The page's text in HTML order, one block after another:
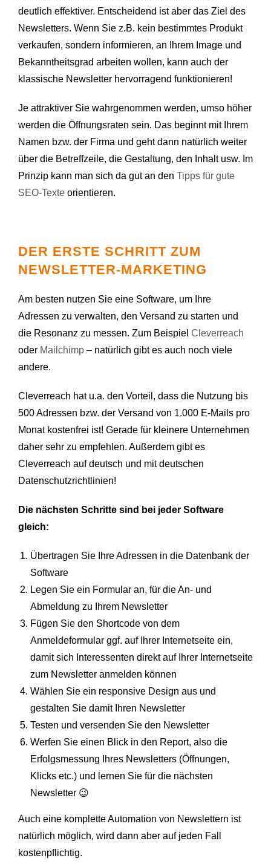
deutlich effektiver. Entscheidend ist aber das Ziel des
Newsletters. Wenn Sie z.B. kein bestimmtes Produkt
verkaufen, sondern informieren, an Ihrem Image und
Bekanntheitsgrad arbeiten wollen, kann auch der
klassische Newsletter hervorragend funktionieren!
Je attraktiver Sie wahrgenommen werden, umso höher
werden die Öffnungsraten sein. Das beginnt mit Ihrem
Namen bzw. der Firma und geht dann natürlich weiter
über die Betreffzeile, die Gestaltung, den Inhalt usw. Im
Prinzip kann man sich da gut an den Tipps für gute
SEO-Texte orientieren.
DER ERSTE SCHRITT ZUM
NEWSLETTER-MARKETING
Am besten nutzen Sie eine Software, um Ihre
Adressen zu verwalten, den Versand zu starten und
die Resonanz zu messen. Zum Beispiel Cleverreach
oder Mailchimp – natürlich gibt es auch noch viele
andere.
Cleverreach hat u.a. den Vorteil, dass die Nutzung bis
500 Adressen bzw. der Versand von 1.000 E-Mails pro
Monat kostenfrei ist! Gerade für kleinere Unternehmen
daher sehr zu empfehlen. Außerdem gibt es
Cleverreach auf deutsch und mit deutschen
Datenschutzrichtlinien!
Die nächsten Schritte sind bei jeder Software
gleich:
Übertragen Sie Ihre Adressen in die Datenbank der
Software
Legen Sie ein Formular an, für die An- und
Abmeldung zu Ihrem Newsletter
Fügen Sie den Shortcode von dem
Anmeldeformular ggf. auf Ihrer Internetseite ein,
damit sich Interessenten direkt auf Ihrer Internetseite
zum Newsletter anmelden können
Wählen Sie ein responsive Design aus und
gestalten Sie damit Ihren Newsletter
Testen und versenden Sie den Newsletter
Werfen Sie einen Blick in den Report, also die
Erfolgsmessung Ihres Newsletters (Öffnungen,
Klicks etc.) und lernen Sie für die nächsten
Newsletter 😉
Auch eine komplette Automation von Newslettern ist
natürlich möglich, wird dann aber auf jeden Fall
kostenpflichtig.